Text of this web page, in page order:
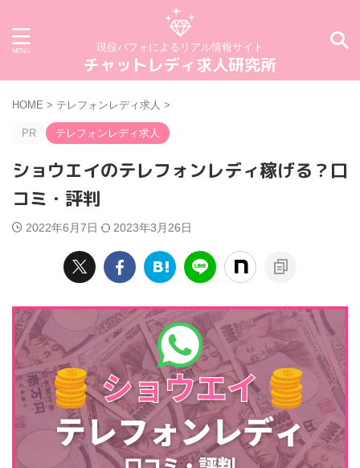
現役パフォによるリアル情報サイト
チャットレディ求人研究所
HOME > テレフォンレディ求人 >
PR テレフォンレディ求人
ショウエイのテレフォンレディ稼げる？口
コミ・評判
2022年6月7日 2023年3月26日